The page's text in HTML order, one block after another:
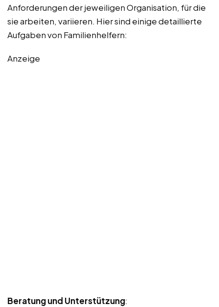
Anforderungen der jeweiligen Organisation, für die
sie arbeiten, variieren. Hier sind einige detaillierte
Aufgaben von Familienhelfern:
Anzeige
Beratung und Unterstützung: